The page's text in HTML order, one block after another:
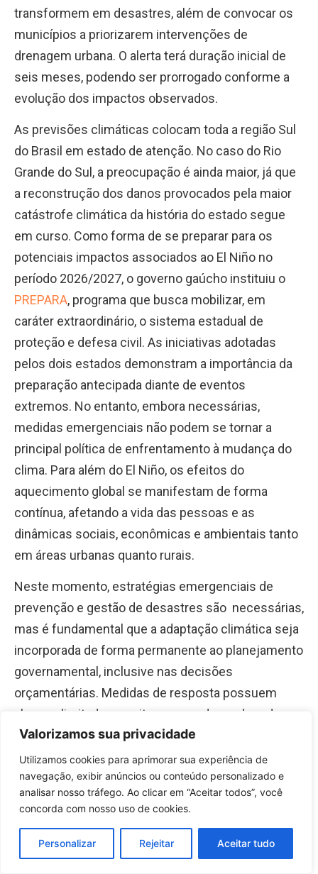
Valorizamos sua privacidade
Utilizamos cookies para aprimorar sua experiência de
navegação, exibir anúncios ou conteúdo personalizado e
analisar nosso tráfego. Ao clicar em “Aceitar todos”, você
concorda com nosso uso de cookies.
Personalizar Rejeitar Aceitar tudo
transformem em desastres, além de convocar os
municípios a priorizarem intervenções de
drenagem urbana. O alerta terá duração inicial de
seis meses, podendo ser prorrogado conforme a
evolução dos impactos observados.
As previsões climáticas colocam toda a região Sul
do Brasil em estado de atenção. No caso do Rio
Grande do Sul, a preocupação é ainda maior, já que
a reconstrução dos danos provocados pela maior
catástrofe climática da história do estado segue
em curso. Como forma de se preparar para os
potenciais impactos associados ao El Niño no
período 2026/2027, o governo gaúcho instituiu o
PREPARA, programa que busca mobilizar, em
caráter extraordinário, o sistema estadual de
proteção e defesa civil. As iniciativas adotadas
pelos dois estados demonstram a importância da
preparação antecipada diante de eventos
extremos. No entanto, embora necessárias,
medidas emergenciais não podem se tornar a
principal política de enfrentamento à mudança do
clima. Para além do El Niño, os efeitos do
aquecimento global se manifestam de forma
contínua, afetando a vida das pessoas e as
dinâmicas sociais, econômicas e ambientais tanto
em áreas urbanas quanto rurais.
Neste momento, estratégias emergenciais de
prevenção e gestão de desastres são necessárias,
mas é fundamental que a adaptação climática seja
incorporada de forma permanente ao planejamento
governamental, inclusive nas decisões
orçamentárias. Medidas de resposta possuem
alcance limitado e, muitas vezes, dependem de
recursos extraordinários, não se sustentando a
longo prazo.
O fortalecimento das capacidades institucionais e
a coordenação entre diferentes níveis de governo
com participação social são elementos centrais
nas políticas públicas. Programas e alertas como